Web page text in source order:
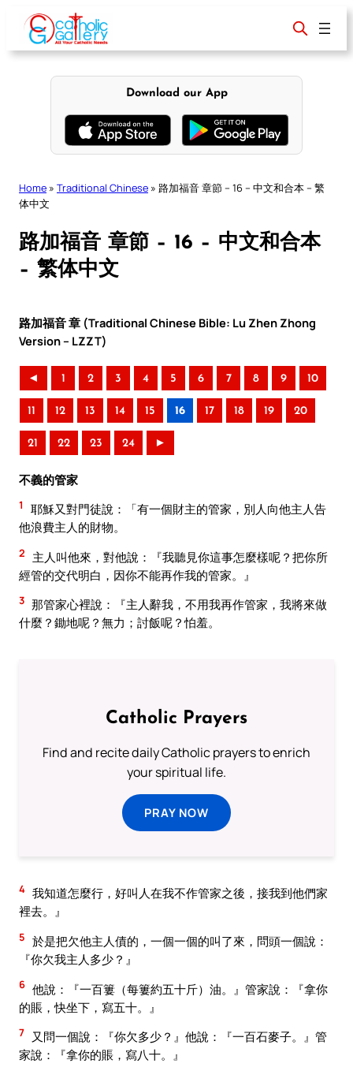
content
Download our App
Home » Traditional Chinese » 路加福音 章節 – 16 – 中文和合本 – 繁
体中文
路加福音 章節 – 16 – 中文和合本
– 繁体中文
路加福音 章 (Traditional Chinese Bible: Lu Zhen Zhong
Version – LZZT)
◄ 1 2 3 4 5 6 7 8 9 10
11 12 13 14 15 16 17 18 19 20
21 22 23 24 ►
不義的管家
1
耶穌又對門徒說：「有一個財主的管家，別人向他主人告
他浪費主人的財物。
2
主人叫他來，對他說：『我聽見你這事怎麼樣呢？把你所
經管的交代明白，因你不能再作我的管家。』
3 那管家心裡說：『主人辭我，不用我再作管家，我將來做
什麼？鋤地呢？無力；討飯呢？怕羞。
Catholic Prayers
Find and recite daily Catholic prayers to enrich
your spiritual life.
PRAY NOW
4 我知道怎麼行，好叫人在我不作管家之後，接我到他們家
裡去。』
5 於是把欠他主人債的，一個一個的叫了來，問頭一個說：
『你欠我主人多少？』
6 他說：『一百簍（每簍約五十斤）油。』管家說：『拿你
的賬，快坐下，寫五十。』
7
又問一個說：『你欠多少？』他說：『一百石麥子。』管
家說：『拿你的賬，寫八十。』